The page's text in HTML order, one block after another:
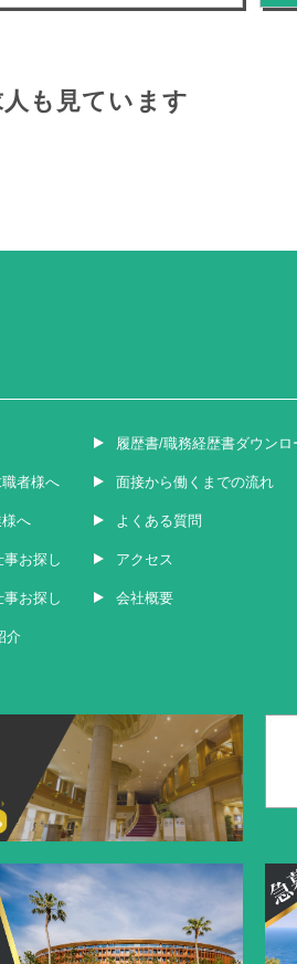
も見ています
者様へ
へ
お探し
お探し
介
履歴書/職務経歴書ダウンロ
面接から働くまでの流れ
よくある質問
アクセス
会社概要